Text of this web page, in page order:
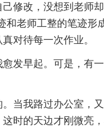
修改，没想到老师
和老师工整的笔迹形
对待每一次作业。
愈发早起。可是，有
当我路过办公室，
时的天边才刚微亮